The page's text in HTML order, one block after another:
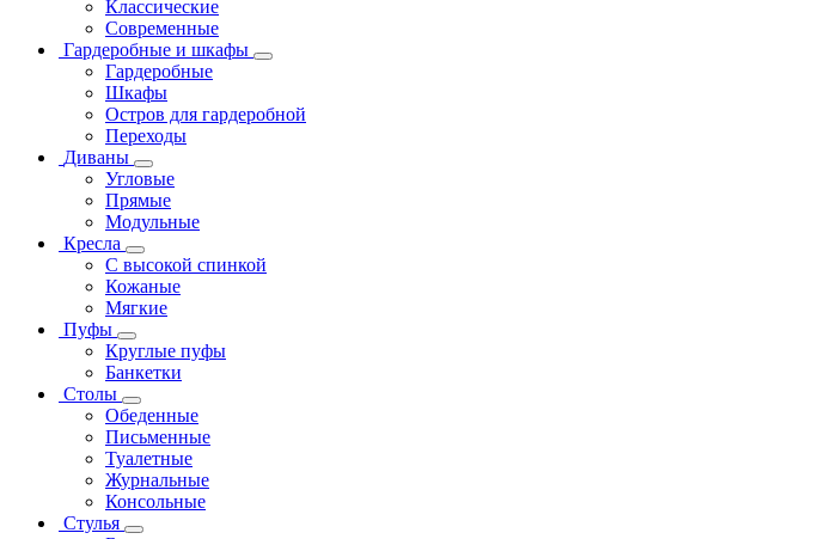
Классические
Современные
Гардеробные и шкафы
Гардеробные
Шкафы
Остров для гардеробной
Переходы
Диваны
Угловые
Прямые
Модульные
Кресла
С высокой спинкой
Кожаные
Мягкие
Пуфы
Круглые пуфы
Банкетки
Столы
Обеденные
Письменные
Туалетные
Журнальные
Консольные
Стулья